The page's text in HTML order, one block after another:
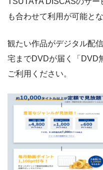
ー
も合わせて利用が可能と
観たい作品がデジタル配
宅までDVDが届く「DVD
ご利用ください。